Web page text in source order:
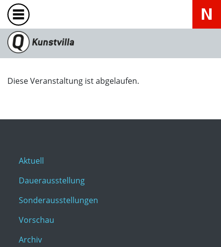
Diese Veranstaltung ist abgelaufen.
Aktuell
Dauerausstellung
Sonderausstellungen
Vorschau
Archiv